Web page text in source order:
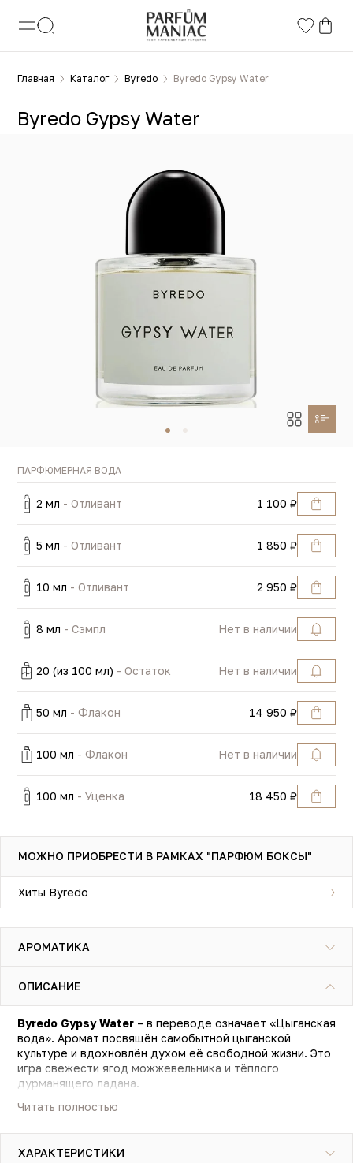
Главная Каталог Byredo Byredo Gypsy Water
Byredo Gypsy Water
ПАРФЮМЕРНАЯ ВОДА
2 мл - Отливант 1 100 ₽
5 мл - Отливант 1 850 ₽
10 мл - Отливант 2 950 ₽
8 мл - Сэмпл Нет в наличии
20 (из 100 мл) - Остаток Нет в наличии
50 мл - Флакон 14 950 ₽
100 мл - Флакон Нет в наличии
100 мл - Уценка 18 450 ₽
МОЖНО ПРИОБРЕСТИ В РАМКАХ "ПАРФЮМ БОКСЫ"
Хиты Byredo
АРОМАТИКА
ОПИСАНИЕ
Byredo Gypsy Water – в переводе означает «Цыганская
вода». Аромат посвящён самобытной цыганской
культуре и вдохновлён духом её свободной жизни. Это
игра свежести ягод можжевельника и тёплого
дурманящего ладана.
Аромат врывается громкой песней цитрусов с перцем и
медитативные разговоры ладана. Постепенно
Читать полностью
ХАРАКТЕРИСТИКИ